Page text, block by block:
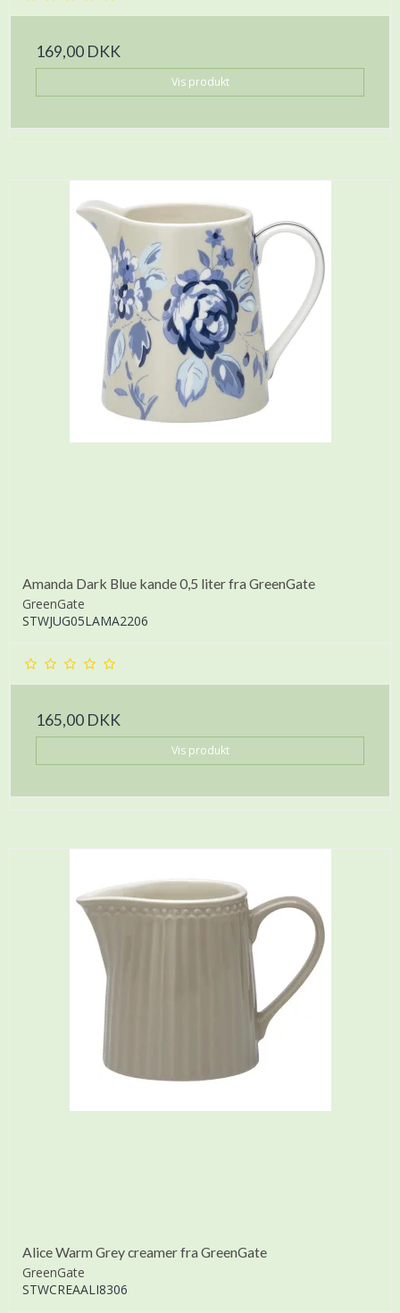
169,00 DKK
Vis produkt
Amanda Dark Blue kande 0,5 liter fra GreenGate
GreenGate
STWJUG05LAMA2206
165,00 DKK
Vis produkt
Alice Warm Grey creamer fra GreenGate
GreenGate
STWCREAALI8306